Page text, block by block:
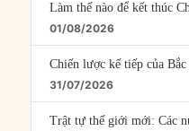
Làm thế nào để kết thúc
01/08/2026
Chiến lược kế tiếp của
31/07/2026
Trật tự thế giới mới: Các